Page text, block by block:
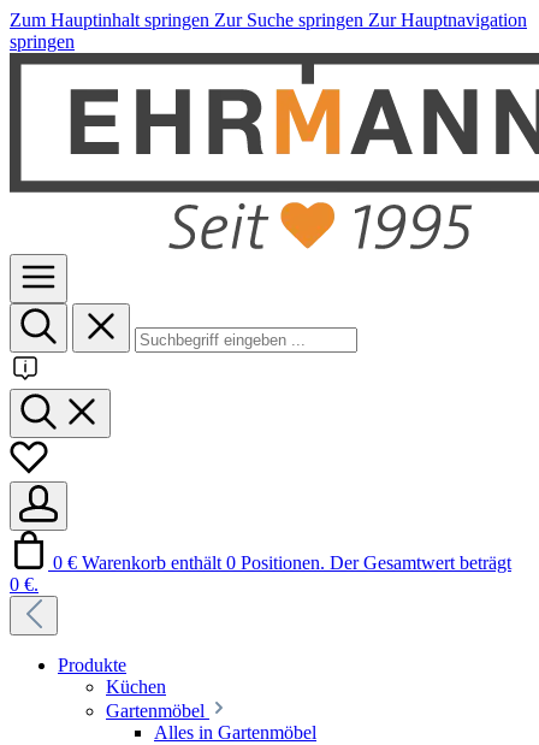
Zum Hauptinhalt springen Zur Suche springen Zur Hauptnavigation
springen
0 € Warenkorb enthält 0 Positionen. Der Gesamtwert beträgt
0 €.
Produkte
Küchen
Gartenmöbel
Alles in Gartenmöbel